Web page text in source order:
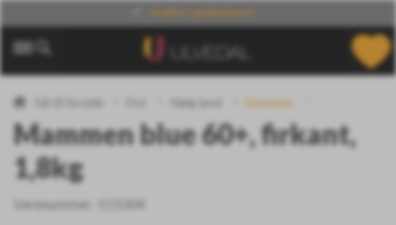
Vælg land Danmark
Mammen blue 60+, firkant,
1,8kg
Varenummer: